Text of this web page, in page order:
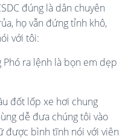
đúng là dân chuyên
họ vẫn đứng tỉnh khô,
với tôi:
Phó ra lệnh là bọn em dẹp
đốt lốp xe hơi chung
dễ đưa chúng tôi vào
được bình tĩnh nói với viên